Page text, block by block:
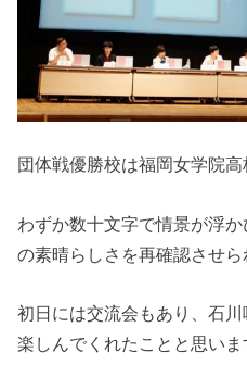
団体戦優勝校は福岡女学院高
わずか数十文字で情景が浮
の素晴らしさを再確認させら
初日には交流会もあり、石
楽しんでくれたことと思いま